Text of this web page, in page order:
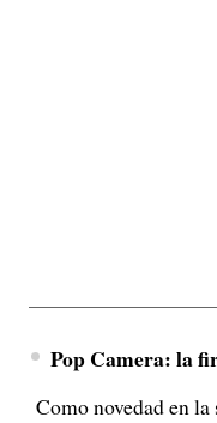
Pop Camera: la
Como novedad en